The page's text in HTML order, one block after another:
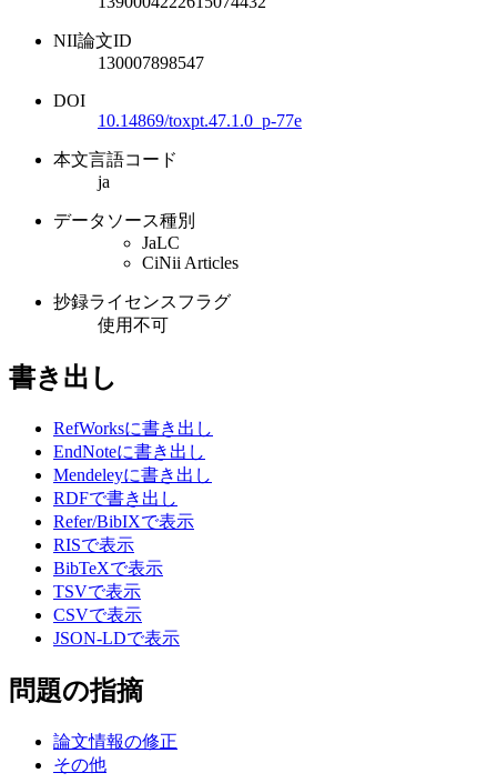
NII論文ID
130007898547
DOI
10.14869/toxpt.47.1.0_p-77e
本文言語コード
ja
データソース種別
JaLC
CiNii Articles
抄録ライセンスフラグ
使用不可
書き出し
RefWorksに書き出し
EndNoteに書き出し
Mendeleyに書き出し
RDFで書き出し
Refer/BibIXで表示
RISで表示
BibTeXで表示
TSVで表示
CSVで表示
JSON-LDで表示
問題の指摘
論文情報の修正
その他